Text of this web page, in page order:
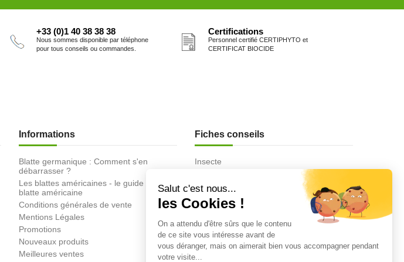
+33 (0)1 40 38 38 38
Nous sommes disponible par téléphone
pour tous conseils ou commandes.
Certifications
Personnel certifié CERTIPHYTO et
CERTIFICAT BIOCIDE
Informations
Blatte germanique : Comment s'en
débarrasser ?
Les blattes américaines - le guide de la
blatte américaine
Conditions générales de vente
Mentions Légales
Promotions
Nouveaux produits
Meilleures ventes
Fiches conseils
Insecte